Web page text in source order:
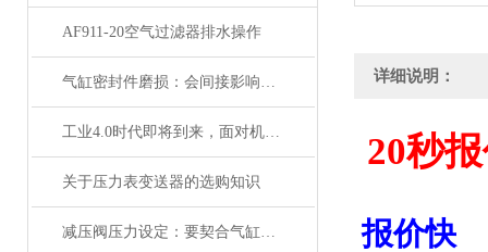
AF911-20空气过滤器排水操作
气缸密封件磨损：会间接影响电磁阀与锁定阀的性能吗
工业4.0时代即将到来，面对机遇与挑战，日本SMC该如何应对？
关于压力表变送器的选购知识
减压阀压力设定：要契合气缸负载与电磁阀的工作范围
详细说明：
20秒
报价快